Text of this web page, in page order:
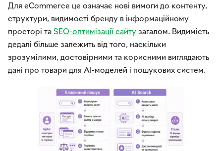
Для eCommerce це означає нові вимоги до контенту,
структури, видимості бренду в інформаційному
просторі та SEO-оптимізації сайту загалом. Видимість
дедалі більше залежить від того, наскільки
зрозумілими, достовірними та корисними виглядають
дані про товари для AI-моделей і пошукових систем.